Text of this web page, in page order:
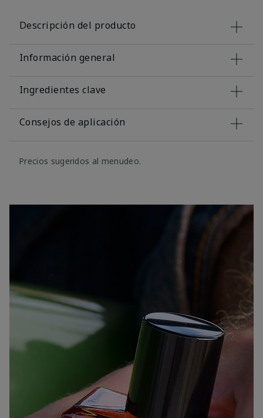
Descripción del producto
Información general
Ingredientes clave
Consejos de aplicación
Precios sugeridos al menudeo.